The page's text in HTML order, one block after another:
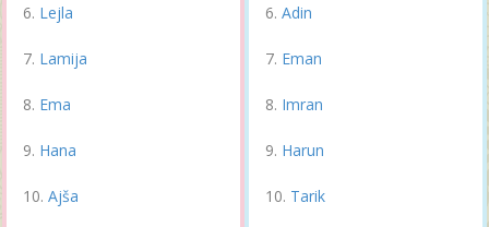
Lejla
Lamija
Ema
Hana
Ajša
Adin
Eman
Imran
Harun
Tarik